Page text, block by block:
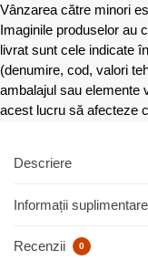
Vânzarea către minori
Imaginile produselor au
livrat sunt cele indicate
(denumire, cod, valori
ambalajul sau elemente
acest lucru să afecteze
Descriere
Informații suplimentare
Recenzii 0